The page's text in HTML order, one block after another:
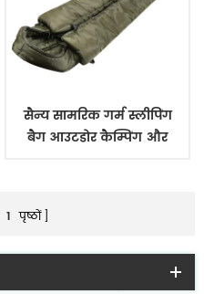
सैन्य सामरिक गर्म स्लीपिंग
बैग आउटडोर कैम्पिंग और
1 पृष्ठों